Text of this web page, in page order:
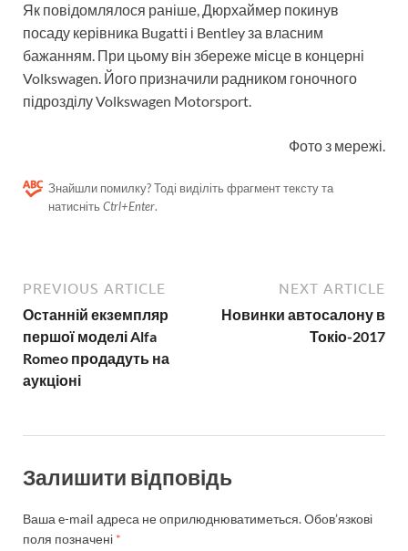
Як повідомлялося раніше, Дюрхаймер покинув
посаду керівника Bugatti і Bentley за власним
бажанням. При цьому він збереже місце в концерні
Volkswagen. Його призначили радником гоночного
підрозділу Volkswagen Motorsport.
Фото з мережі.
Знайшли помилку? Тоді виділіть фрагмент тексту та
натисніть Ctrl+Enter.
PREVIOUS ARTICLE
Останній екземпляр
першої моделі Alfa
Romeo продадуть на
аукціоні
NEXT ARTICLE
Новинки автосалону в
Токіо-2017
Залишити відповідь
Ваша e-mail адреса не оприлюднюватиметься.Обов’язкові
поля позначені *